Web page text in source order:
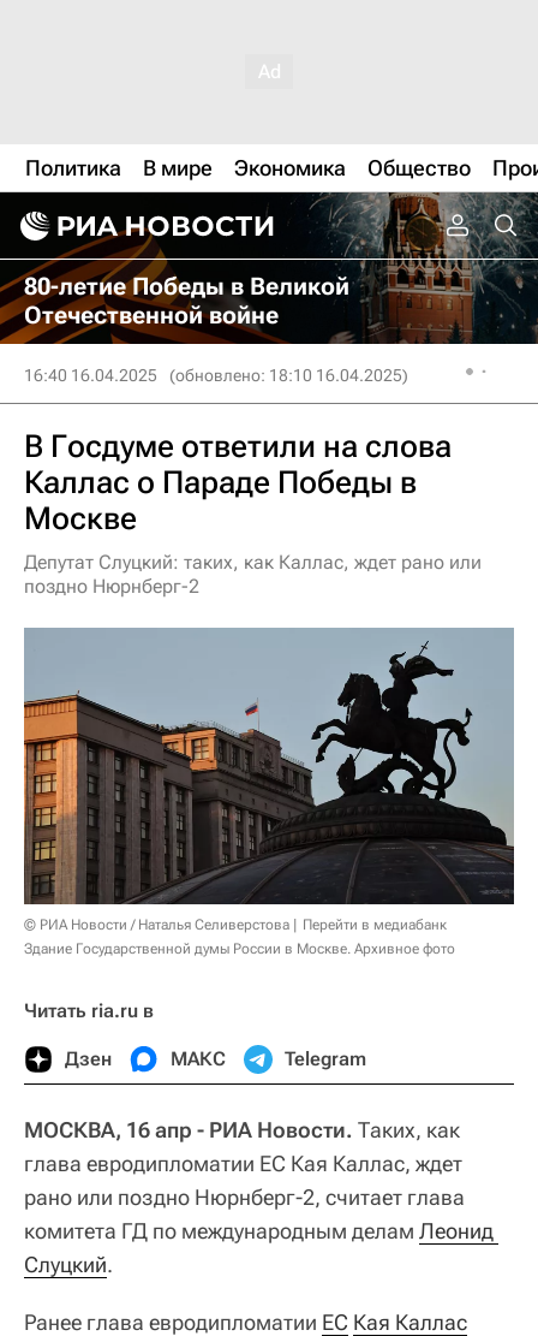
Политика В мире Экономика Общество
80-летие Победы в Великой
Отечественной войне
16:40 16.04.2025 (обновлено: 18:10 16.04.2025)
В Госдуме ответили на слова
Каллас о Параде Победы в
Москве
Депутат Слуцкий: таких, как Каллас, ждет рано или
поздно Нюрнберг-2
© РИА Новости / Наталья Селиверстова
Перейти в медиабанк
Здание Государственной думы России в Москве. Архивное фото
Читать ria.ru в
Дзен МАКС Telegram
МОСКВА, 16 апр - РИА Новости. Таких, как
глава евродипломатии ЕС Кая Каллас, ждет
рано или поздно Нюрнберг-2, считает глава
комитета ГД по международным делам Леонид
Слуцкий.
Ранее глава евродипломатии ЕС Кая Каллас